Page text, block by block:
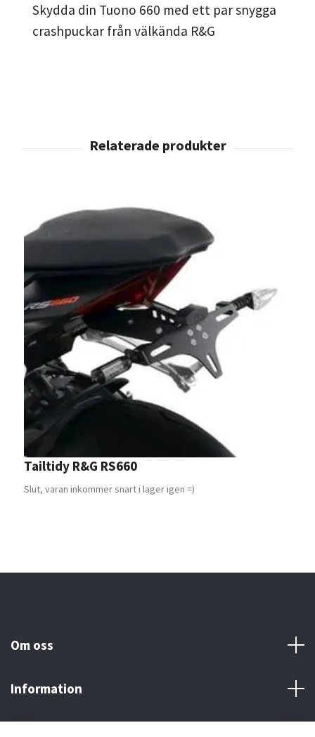
Skydda din Tuono 660 med ett par snygga
crashpuckar från välkända R&G
Tailtidy R&G RS660
Slut, varan inkommer snart i lager igen =)
Om oss
Information